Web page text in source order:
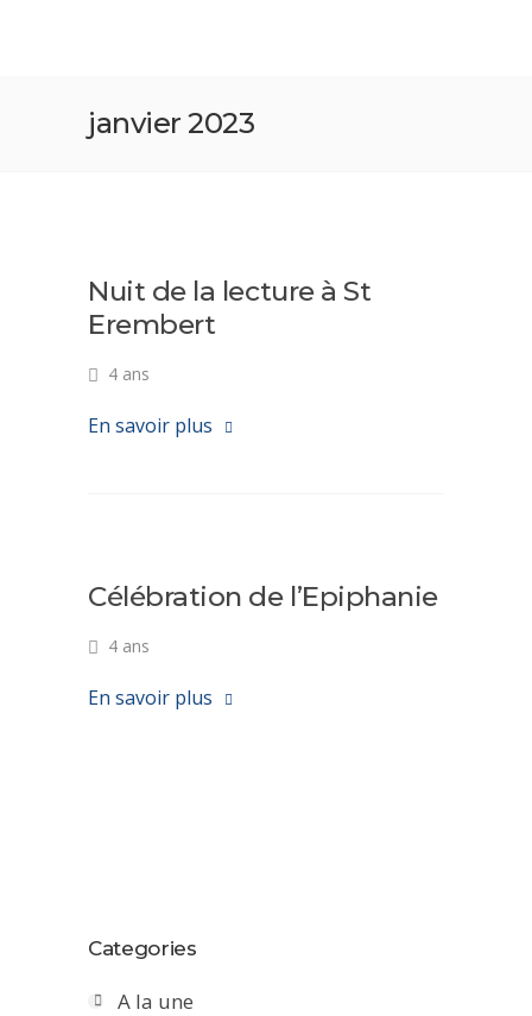
janvier 2023
Nuit de la lecture à St
Erembert
4 ans
En savoir plus
Célébration de l’Epiphanie
4 ans
En savoir plus
Categories
A la une